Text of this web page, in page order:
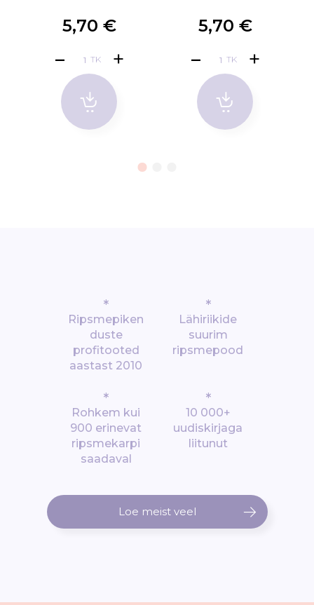
5,70 €
TK
5,70 €
TK
*
Ripsmepiken
duste
profitooted
aastast 2010
*
Lähiriikide
suurim
ripsmepood
*
Rohkem kui
900 erinevat
ripsmekarpi
saadaval
*
10 000+
uudiskirjaga
liitunut
Loe meist veel